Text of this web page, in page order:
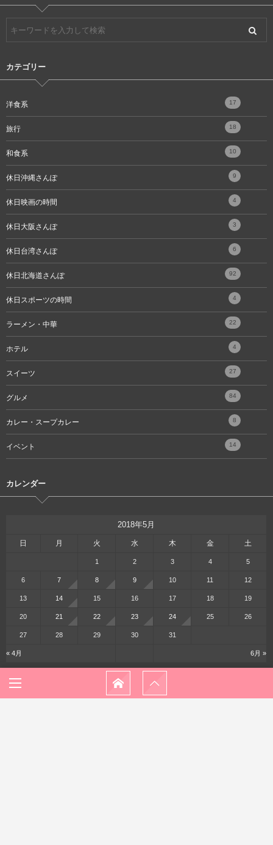
カテゴリー
洋食系 17
旅行 18
和食系 10
休日沖縄さんぽ 9
休日映画の時間 4
休日大阪さんぽ 3
休日台湾さんぽ 6
休日北海道さんぽ 92
休日スポーツの時間 4
ラーメン・中華 22
ホテル 4
スイーツ 27
グルメ 84
カレー・スープカレー 8
イベント 14
カレンダー
2018年5月
日 月 火 水 木 金 土
« 4月 6月 »
1 2 3 4 5
6 7 8 9 10 11 12
13 14 15 16 17 18 19
20 21 22 23 24 25 26
27 28 29 30 31
メニュー